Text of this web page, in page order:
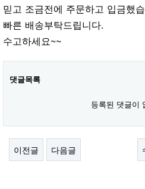
믿고 조금전에 주문하고 입금했
빠른 배송부탁드립니다.
수고하세요~~
댓글목록
등록된 댓글이
이전글 다음글